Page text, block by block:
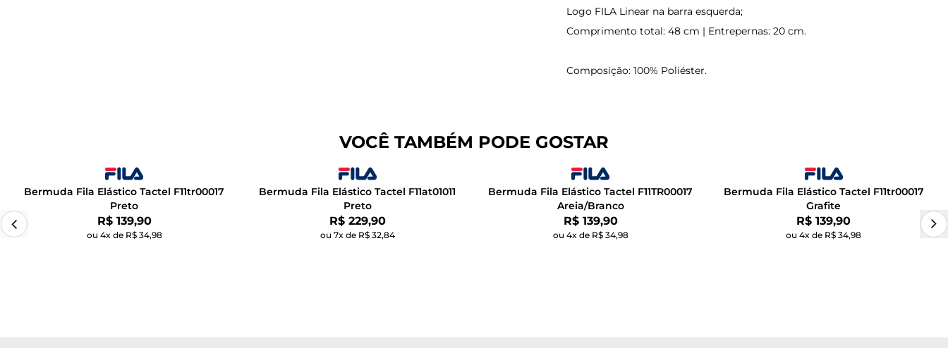
Logo FILA Linear na barra esquerda;
Comprimento total: 48 cm | Entrepernas: 20 cm.
Composição: 100% Poliéster.
VOCÊ TAMBÉM PODE GOSTAR
Bermuda Fila Elástico Tactel F11tr00017
Preto
Por:
R$ 139,90
ou 4x de R$ 34,98
Bermuda Fila Elástico Tactel F11at01011
Preto
Por:
R$ 229,90
ou 7x de R$ 32,84
Bermuda Fila Elástico Tactel F11TR00017
Areia/Branco
Por:
R$ 139,90
ou 4x de R$ 34,98
Bermuda Fila Elástico Tactel F11tr00017
Grafite
Por:
R$ 139,90
ou 4x de R$ 34,98